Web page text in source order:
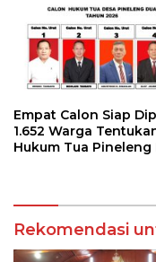
Empat Calon Siap
1.652 Warga
Hukum Tua Pineleng
Rekomendasi